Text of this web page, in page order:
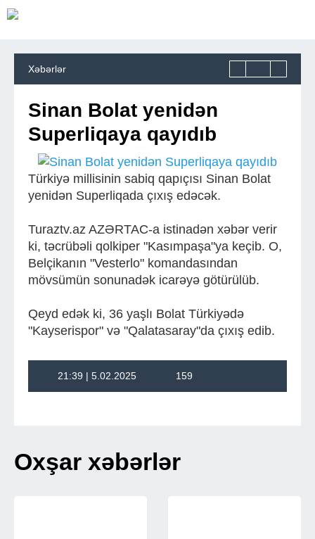
Xəbərlər
Sinan Bolat yenidən
Superliqaya qayıdıb
Türkiyə millisinin sabiq qapıçısı Sinan Bolat
yenidən Superliqada çıxış edəcək.
Turaztv.az AZƏRTAC-a istinadən xəbər verir
ki, təcrübəli qolkiper "Kasımpaşa"ya keçib. O,
Belçikanın "Vesterlo" komandasından
mövsümün sonunadək icarəyə götürülüb.
Qeyd edək ki, 36 yaşlı Bolat Türkiyədə
"Kayserispor" və "Qalatasaray"da çıxış edib.
21:39 | 5.02.2025 159
Oxşar xəbərlər